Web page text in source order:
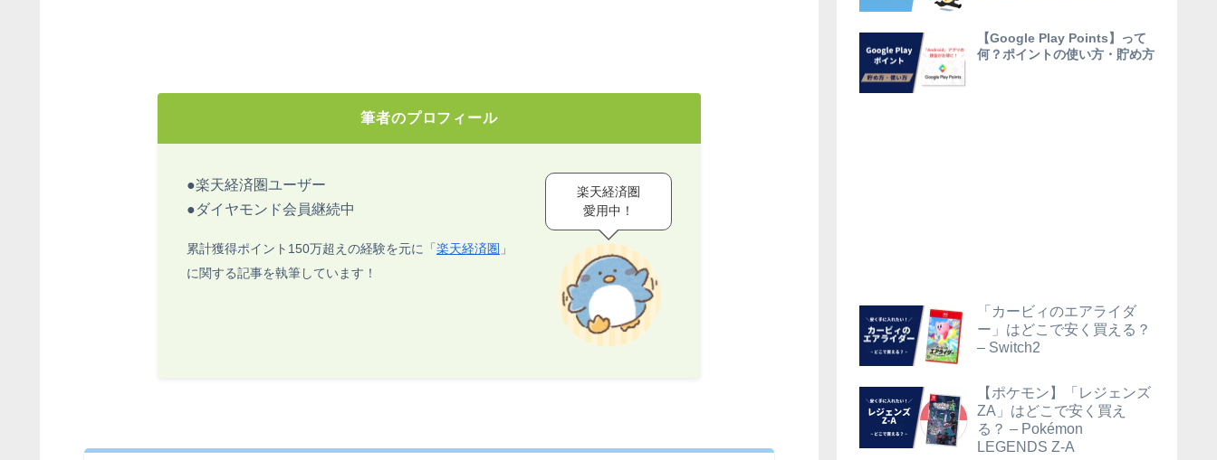
筆者のプロフィール
●楽天経済圏ユーザー
●ダイヤモンド会員継続中
累計獲得ポイント150万超えの経験を元に「 楽天経済圏 」
に関する記事を執筆しています！
楽天経済圏
愛用中！
【Google Play Points】って
何？ポイントの使い方・貯め方
「カービィのエアライダ
ー」はどこで安く買える？
– Switch2
【ポケモン】「レジェンズ
ZA」はどこで安く買え
る？ – Pokémon
LEGENDS Z-A